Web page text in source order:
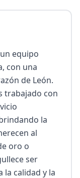
equipo
con una
de León.
trabajado con
la
al
oro o
ser
la calidad y la